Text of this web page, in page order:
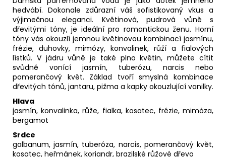
hedvábí. Dokonale zdůrazní váš sofistikovaný vkus a
výjimečnou eleganci. Květinová, pudrová vůně s
dřevitými tóny, je ideální pro romantickou ženu. Horní
tóny vás okouzlí jemnou květinovou kombinací jasmínu,
frézie, duhovky, mimózy, konvalinek, růží a fialových
lístků. V jádru vůně je také plno květin, můžete cítit
svůdně vonící jasmín, tuberózu, narcis nebo
pomerančový květ. Základ tvoří smyslná kombinace
dřevitých tónů, jantaru, pižma a kapky okouzlující vanilky.
Hlava
jasmín, konvalinka, růže, fialka, kosatec, frézie, mimóza,
bergamot
Srdce
galbanum, jasmín, tuberóza, narcis, pomerančový květ,
kosatec, heřmánek, koriandr, brazilské růžové dřevo